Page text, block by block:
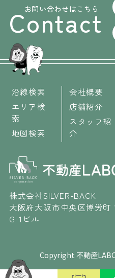
お問い合わせはこちら
Contact
沿線検索
エリア検
索
地図検索
会社概要
店舗紹介
スタッフ紹
介
株式会社SILVER-BACK
大阪府大阪市中央区博労町
G-1ビル
Copyright 不動産